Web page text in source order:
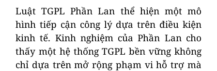
Luật TGPL Phần Lan thể hiện một mô
hình tiếp cận công lý dựa trên điều kiện
kinh tế. Kinh nghiệm của Phần Lan cho
thấy một hệ thống TGPL bền vững không
chỉ dựa trên mở rộng phạm vi hỗ trợ mà